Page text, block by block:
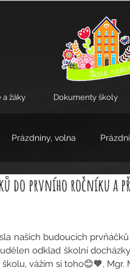
a žáky Dokumenty školy
Prázdniny, volna
do prvního ročníku a
našich budoucích
odklad školní
vážím si toho😊🧡,